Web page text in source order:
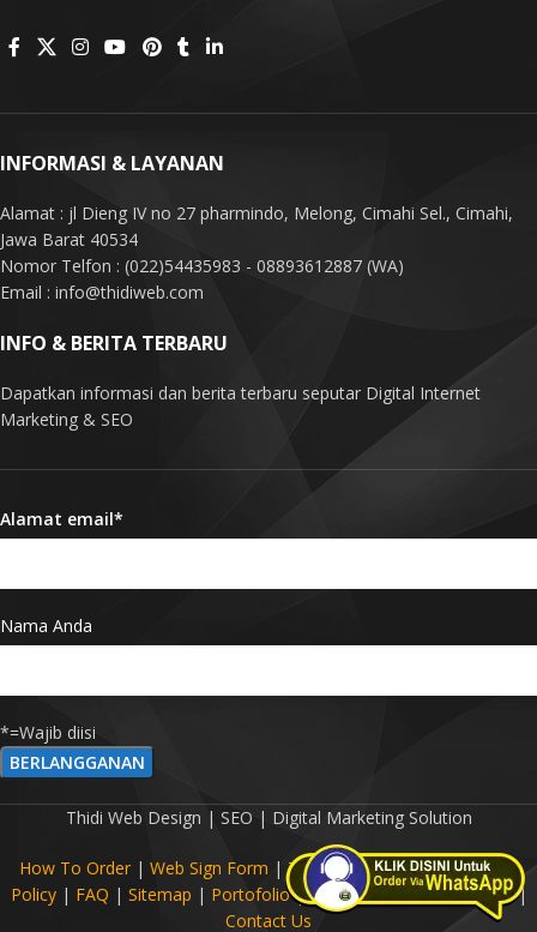
INFORMASI & LAYANAN
Alamat : jl Dieng IV no 27 pharmindo, Melong, Cimahi Sel., Cimahi,
Jawa Barat 40534
Nomor Telfon : (022)54435983 - 08893612887 (WA)
Email : info@thidiweb.com
INFO & BERITA TERBARU
Dapatkan informasi dan berita terbaru seputar Digital Internet
Marketing & SEO
Alamat email*
Nama Anda
*=Wajib diisi
Thidi Web Design | SEO | Digital Marketing Solution
How To Order| Web Sign Form |Term Of Agreement|Privacy
Policy| FAQ | Sitemap | Portofolio|Digital Marketing Glossary|
Contact Us